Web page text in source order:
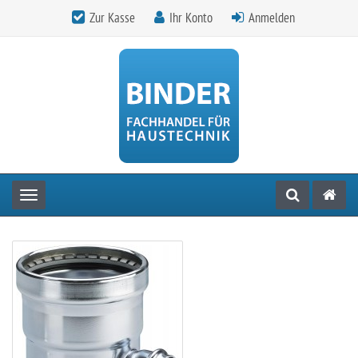
Zur Kasse Ihr Konto Anmelden
Toggle navigation